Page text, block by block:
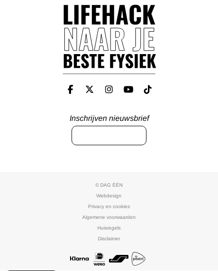
Inschrijven nieuwsbrief
© DAG ÉÉN
Webdesign
Privacy en cookies
Algemene voorwaarden
Huisregels
Disclaimer